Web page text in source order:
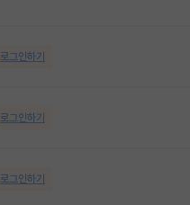
로그인하기
로그인하기
로그인하기